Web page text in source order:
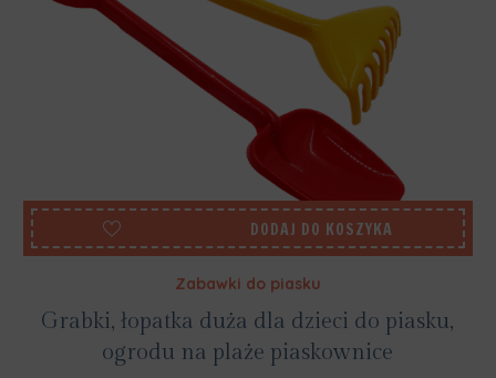
DODAJ DO KOSZYKA
Zabawki do piasku
Grabki, łopatka duża dla dzieci do piasku,
ogrodu na plaże piaskownice